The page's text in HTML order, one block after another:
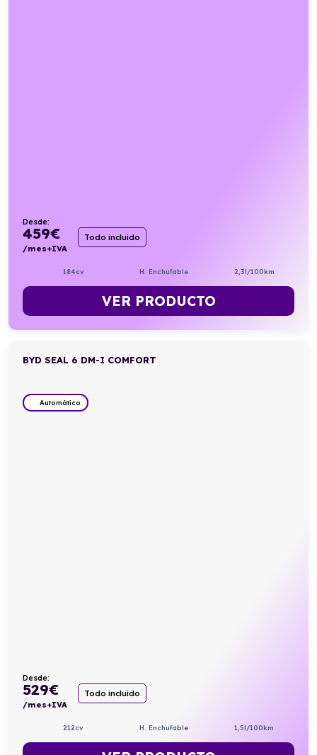
Desde:
459€
/mes+IVA
Todo incluido
184cv H. Enchufable 2,3l/100km
VER PRODUCTO
BYD SEAL 6 DM-I COMFORT
Automático
Desde:
529€
/mes+IVA
Todo incluido
212cv H. Enchufable 1,5l/100km